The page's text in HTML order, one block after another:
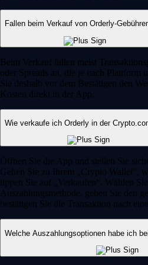
Fallen beim Verkauf von Orderly-
Beim Verkauf fallen meist
oder Spreads an, die je nach Plattform
Sie deshalb vor dem Bestätigen den
Kosten direkt in der App.
Wie verkaufe ich Orderly in der
Öffnen Sie die App und stellen Sie
Gehen Sie zu Ihrem „Crypto Wallet“,
tippen Sie auf „Verkaufen“. Wählen
Auszahlungsmethode, geben Sie den
bestätigen Sie die Transaktion nach
Welche Auszahlungsoptionen habe ich